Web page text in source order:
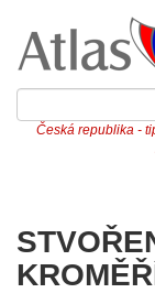
Česká republika -